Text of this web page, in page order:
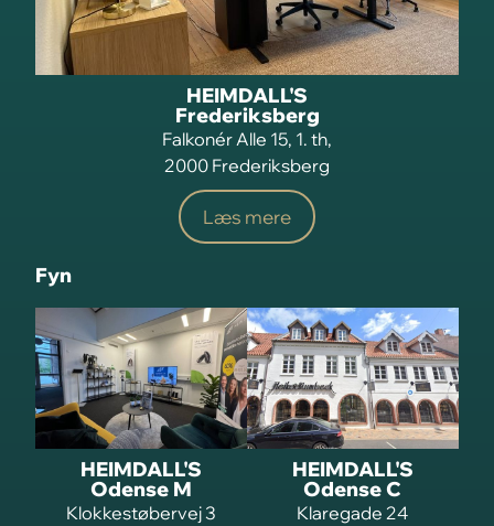
HEIMDALL'S
Frederiksberg
Falkonér Alle 15, 1. th,
2000 Frederiksberg
Læs mere
Fyn
HEIMDALL'S
Odense M
Klokkestøbervej 3
HEIMDALL'S
Odense C
Klaregade 24